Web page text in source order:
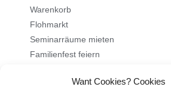
Want Cookies? Cookies
Warenkorb
Flohmarkt
Seminarräume mieten
Familienfest feiern